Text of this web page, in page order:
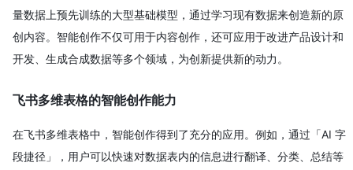
量数据上预先训练的大型基础模型，通过学习现有数据来创造新的原
创内容。智能创作不仅可用于内容创作，还可应用于改进产品设计和
开发、生成合成数据等多个领域，为创新提供新的动力。
飞书多维表格的智能创作能力
在飞书多维表格中，智能创作得到了充分的应用。例如，通过「AI 字
段捷径」，用户可以快速对数据表内的信息进行翻译、分类、总结等